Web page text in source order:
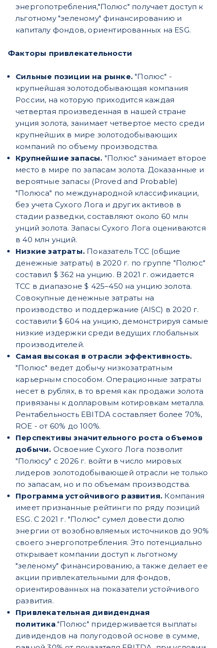
энергопотребления,"Полюс" получает доступ к
льготному "зеленому" финансированию и
капиталу фондов, ориентированных на ESG.
Факторы привлекательности
Сильные позиции на рынке."Полюс" -
крупнейшая золотодобывающая компания
России, на которую приходится каждая
четвертая произведенная в нашей стране
унция золота, занимает четвертое место среди
крупнейших в мире золотодобывающих
компаний по объему производства.
Крупнейшие запасы. "Полюс" занимает второе
место в мире по запасам золота. Доказанные и
вероятные запасы (Proved and Probable)
"Полюса" по международной классификации,
без учета Сухого Лога и других активов в
стадии разведки, составляют около 60 млн
унций золота. Запасы Сухого Лога оцениваются
в 40 млн унций.
Низкие затраты. Показатель ТСС (общие
денежные затраты) в 2020 г. по группе "Полюс"
составил $ 362 на унцию. В 2021 г. ожидается
ТСС в диапазоне $ 425–450 на унцию золота.
Совокупные денежные затраты на
производство и поддержание (AISC) в 2020 г.
составили $ 604 на унцию, демонстрируя самые
низкие издержки среди ведущих глобальных
производителей.
Самая высокая в отрасли эффективность.
"Полюс" ведет добычу низкозатратным
карьерным способом. Операционные затраты
несет в рублях, в то время как продажи золота
привязаны к долларовым котировкам металла.
Рентабельность EBITDA составляет более 70%,
ROE - от 60% до 100%.
Перспективы значительного роста объемов
добычи. Освоение Сухого Лога позволит
"Полюсу" с 2026 г. войти в число мировых
лидеров золотодобывающей отрасли не только
по запасам, но и по объемам производства.
Программа устойчивого развития. Компания
имеет признанные рейтинги по ряду позиций
ESG. С 2021 г. "Полюс" сумел довести долю
энергии от возобновляемых источников до 90%
своего энергопотребления. Это потенциально
открывает компании доступ к льготному
"зеленому" финансированию, а также делает ее
акции привлекательными для фондов,
ориентированных на показатели устойчивого
развития.
Привлекательная дивидендная
политика."Полюс" придерживается выплаты
дивидендов на полугодовой основе в сумме,